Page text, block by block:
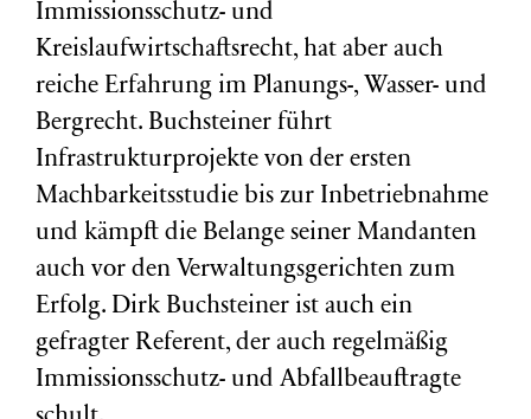
Immissionsschutz- und
Kreislaufwirtschaftsrecht, hat aber auch
reiche Erfahrung im Planungs-, Wasser- und
Bergrecht. Buchsteiner führt
Infrastrukturprojekte von der ersten
Machbarkeitsstudie bis zur Inbetriebnahme
und kämpft die Belange seiner Mandanten
auch vor den Verwaltungsgerichten zum
Erfolg. Dirk Buchsteiner ist auch ein
gefragter Referent, der auch regelmäßig
Immissionsschutz- und Abfallbeauftragte